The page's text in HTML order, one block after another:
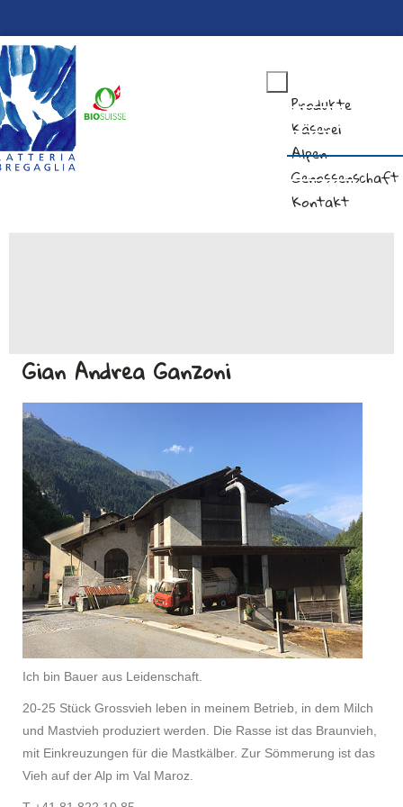
Produkte
Käserei
Alpen
Genossenschaft
Kontakt
Gian Andrea Ganzoni
Ich bin Bauer aus Leidenschaft.
20-25 Stück Grossvieh leben in meinem Betrieb, in dem Milch
und Mastvieh produziert werden. Die Rasse ist das Braunvieh,
mit Einkreuzungen für die Mastkälber. Zur Sömmerung ist das
Vieh auf der Alp im Val Maroz.